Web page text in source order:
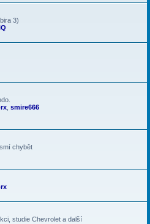
3)
smire666
chybět
studie Chevrolet a další